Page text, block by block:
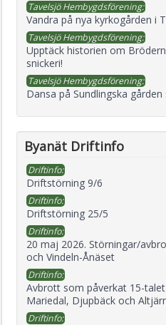
Tavelsjö Hembygdsförening:
Vandra på nya kyrkogården i
Tavelsjö Hembygdsförening:
Upptäck historien om
snickeri!
Tavelsjö Hembygdsförening:
Dansa på Sundlingska
Byanät Driftinfo
Driftinfo:
Driftstörning 9/6
Driftinfo:
Driftstörning 25/5
Driftinfo:
20 maj 2026. Störningar/
och Vindeln-Ånäset
Driftinfo:
Avbrott som påverkat 15-
Mariedal, Djupbäck och
Driftinfo: